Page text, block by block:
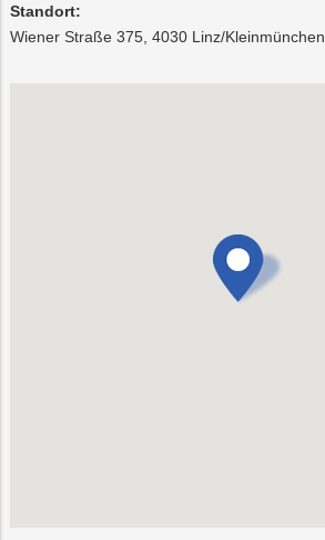
Standort:
Wiener Straße 375, 4030 Linz/Kleinmünchen